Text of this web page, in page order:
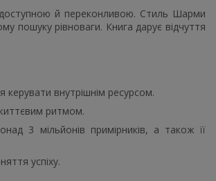
й переконливою. Стиль Шарми
пошуку рівноваги. Книга дарує відчуття
керувати внутрішнім ресурсом.
ритмом.
3 мільйонів примірників, а також її
успіху.